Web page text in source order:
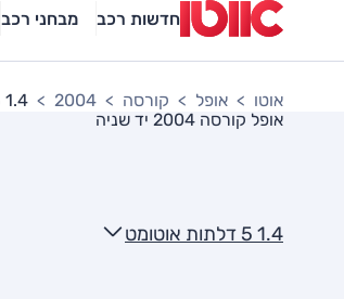
חדשות רכב מבחני רכב
אוטו אופל קורסה 2004
1.4 5 דלתות אוטומט
אופל קורסה 2004
יד שניה
1.4 5 דלתות אוטומט